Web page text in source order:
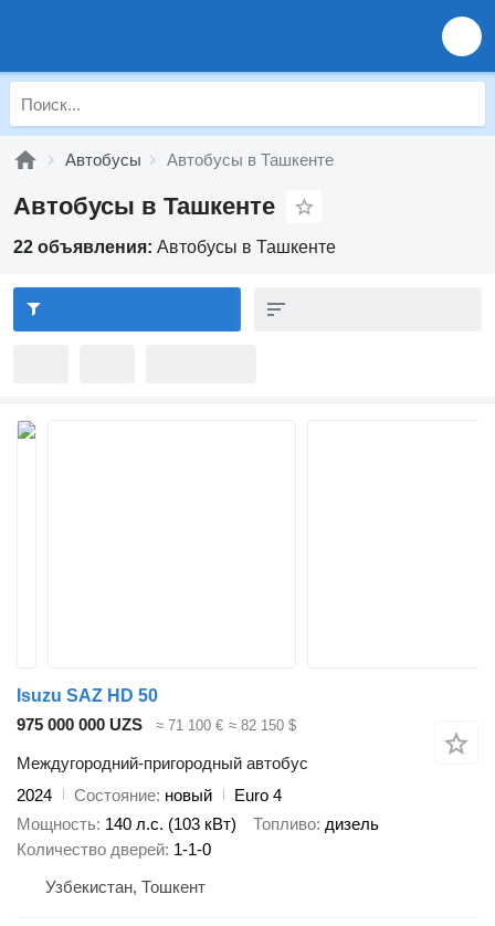
Автобусы Автобусы в Ташкенте
Автобусы в Ташкенте
22 объявления: Автобусы в Ташкенте
Isuzu SAZ HD 50
975 000 000 UZS
≈ 71 100 € ≈ 82 150 $
Междугородний-пригородный автобус
2024
Состояние новый
Euro 4
Мощность 140 л.с. (103 кВт) Топливо дизель
Количество дверей 1-1-0
Узбекистан, Тошкент